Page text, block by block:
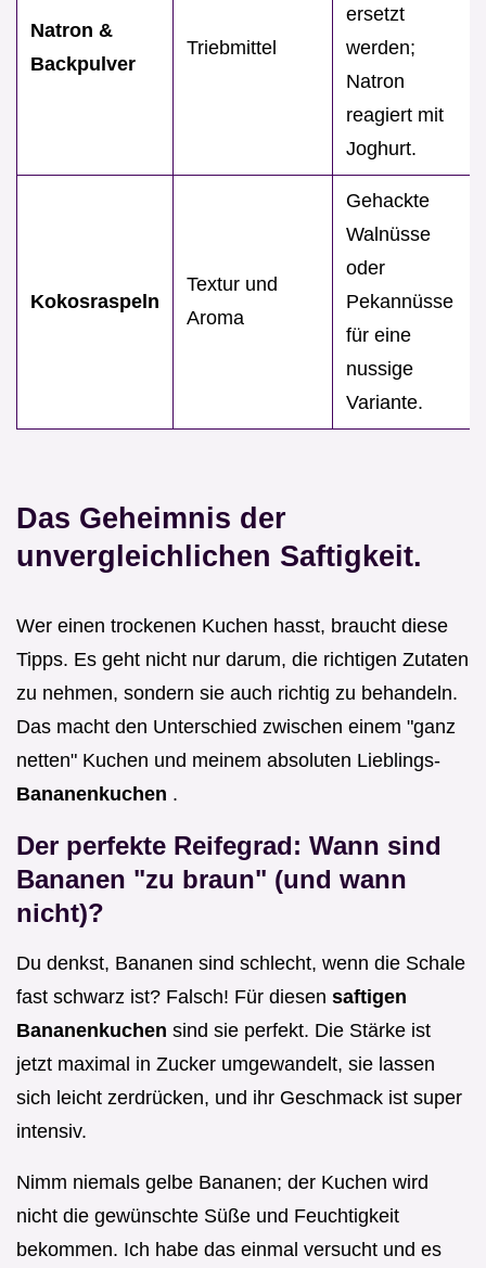
Natron &
Backpulver
Triebmittel
ersetzt
werden;
Natron
reagiert mit
Joghurt.
Kokosraspeln
Textur und
Aroma
Gehackte
Walnüsse
oder
Pekannüsse
für eine
nussige
Variante.
Das Geheimnis der
unvergleichlichen Saftigkeit.
Wer einen trockenen Kuchen hasst, braucht diese
Tipps. Es geht nicht nur darum, die richtigen Zutaten
zu nehmen, sondern sie auch richtig zu behandeln.
Das macht den Unterschied zwischen einem "ganz
netten" Kuchen und meinem absoluten Lieblings-
Bananenkuchen .
Der perfekte Reifegrad: Wann sind
Bananen "zu braun" (und wann
nicht)?
Du denkst, Bananen sind schlecht, wenn die Schale
fast schwarz ist? Falsch! Für diesen saftigen
Bananenkuchen sind sie perfekt. Die Stärke ist
jetzt maximal in Zucker umgewandelt, sie lassen
sich leicht zerdrücken, und ihr Geschmack ist super
intensiv.
Nimm niemals gelbe Bananen; der Kuchen wird
nicht die gewünschte Süße und Feuchtigkeit
bekommen. Ich habe das einmal versucht und es